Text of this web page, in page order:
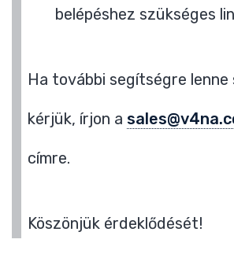
belépéshez szükséges
Ha további segítségre lenne
kérjük, írjon a
címre.
Köszönjük érdeklődését!